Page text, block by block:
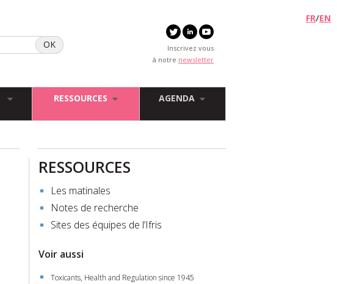
Inscrivez vous
à notre newsletter
FR/EN
RESSOURCES AGENDA
RESSOURCES
Les matinales
Notes de recherche
Sites des équipes de l’Ifris
Voir aussi
Toxicants, Health and Regulation since 1945